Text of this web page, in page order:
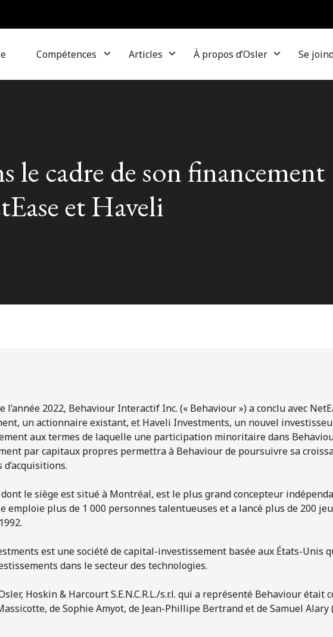
Compétences Articles À propos d’Osler Se
cadre de son financement
et Haveli
l’année 2022, Behaviour Interactif Inc. (« Behaviour ») a conclu avec
un actionnaire existant, et Haveli Investments, un nouvel
aux termes de laquelle une participation minoritaire dans
par capitaux propres permettra à Behaviour de poursuivre sa
dont le siège est situé à Montréal, est le plus grand concepteur
emploie plus de 1 000 personnes talentueuses et a lancé plus de 200
est une société de capital-investissement basée aux États-Unis
dans le secteur des technologies.
Hoskin & Harcourt S.E.N.C.R.L./s.r.l. qui a représenté Behaviour était
de Sophie Amyot, de Jean-Phillipe Bertrand et de Samuel Alary